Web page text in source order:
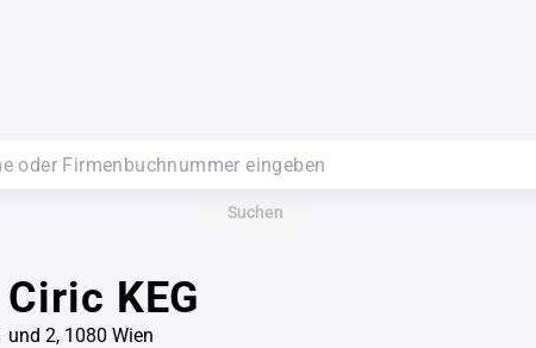
Suchen
KEG
2, 1080 Wien